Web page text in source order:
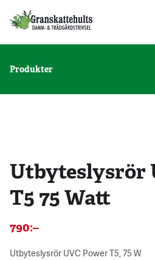
Produkter
Utbyteslysrör
T5 75 Watt
790:–
Utbyteslysrör UVC Power T5, 75 W